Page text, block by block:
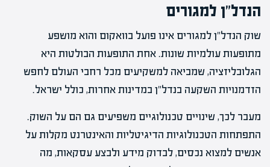
הנדל"ן למגורים
שוק הנדל"ן למגורים אינו פועל בוואקום והוא מושפע
מתופעות עולמיות שונות. אחת התופעות הבולטות היא
הגלובליזציה, שמביאה למשקיעים מכל רחבי העולם לחפש
הזדמנויות השקעה בנדל"ן במדינות אחרות, כולל ישראל.
מעבר לכך, שינויים טכנולוגיים משפיעים גם הם על השוק.
התפתחות הטכנולוגיות הדיגיטליות והאינטרנט מקלות על
אנשים למצוא נכסים, לבדוק מידע ולבצע עסקאות, מה